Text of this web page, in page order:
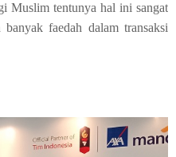
Muslim tentunya hal ini sangat
faedah dalam transaksi